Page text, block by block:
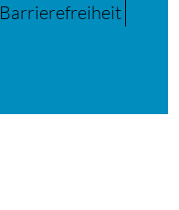
Barrierefreiheit